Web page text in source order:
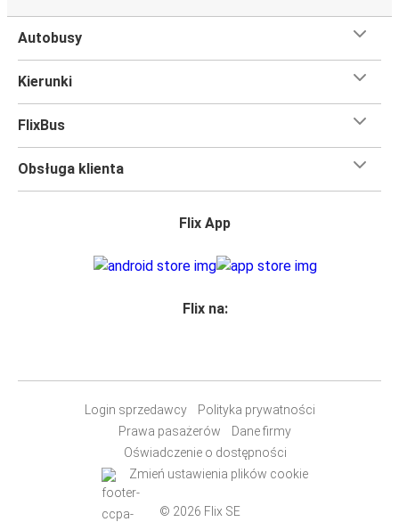
Autobusy
Kierunki
FlixBus
Obsługa klienta
Flix App
Flix na:
Login sprzedawcy
Polityka prywatności
Prawa pasażerów
Dane firmy
Oświadczenie o dostępności
Zmień ustawienia plików cookie
© 2026 Flix SE